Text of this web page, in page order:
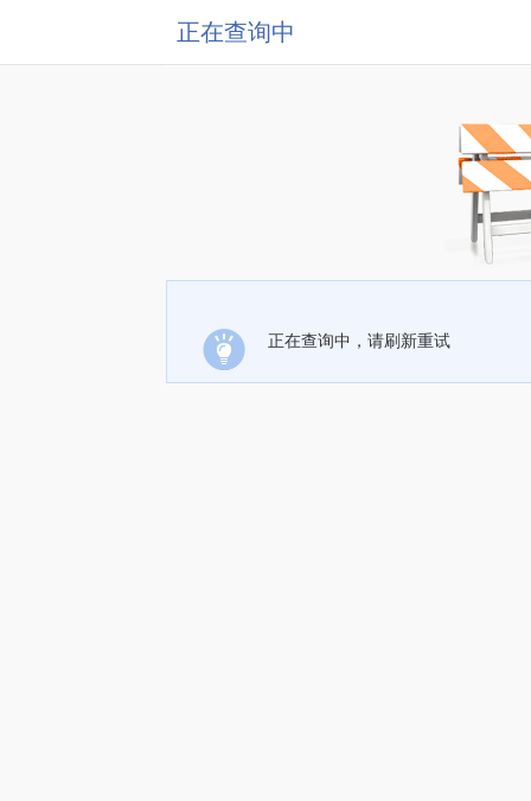
正在查询中
正在查询中，请刷新重试